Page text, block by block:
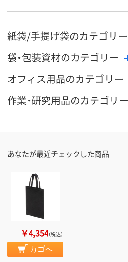
紙袋/手提げ袋のカテゴリー
袋・包装資材のカテゴリー
オフィス用品のカテゴリー
作業・研究用品のカテゴリー
あなたが最近チェックした商品
￥4,354（税込）
カゴへ